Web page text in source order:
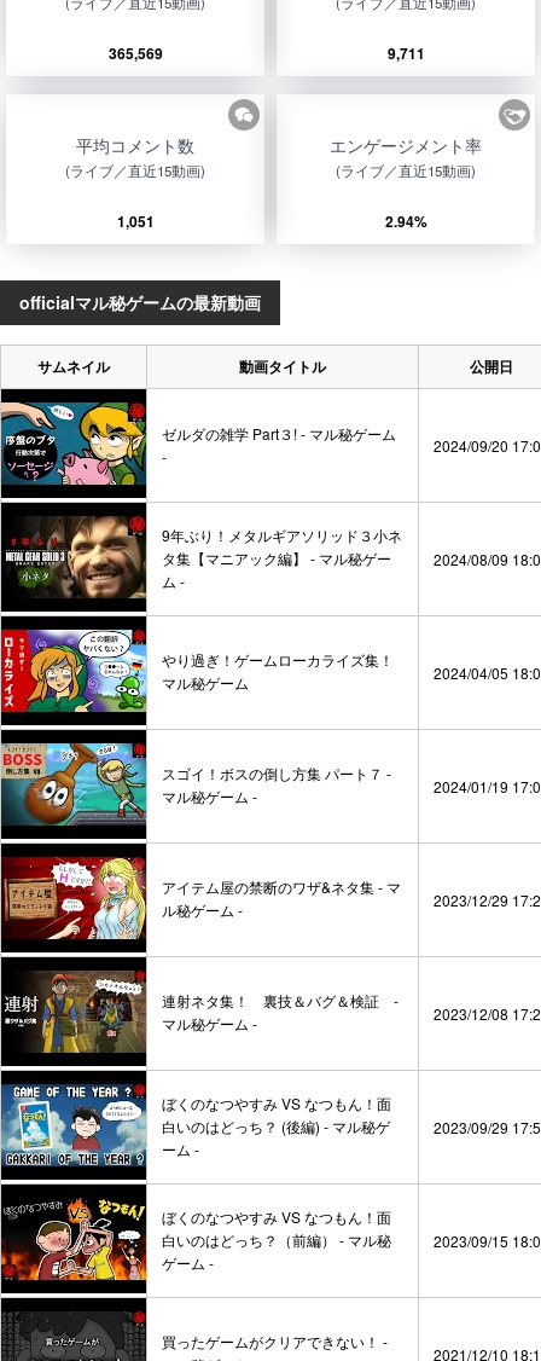
365,569 9,711
平均コメント数
(ライブ／直近15動画)
1,051
エンゲージメント率
(ライブ／直近15動画)
2.94%
officialマル秘ゲームの最新動画
サムネイル 動画タイトル 公開日
ゼルダの雑学 Part３! - マル秘ゲーム
-
2024/09/20
9年ぶり！メタルギアソリッド３小ネ
タ集【マニアック編】 - マル秘ゲー
ム -
2024/08/09
やり過ぎ！ゲームローカライズ集！
マル秘ゲーム
2024/04/05
スゴイ！ボスの倒し方集 パート７ -
マル秘ゲーム -
2024/01/19
アイテム屋の禁断のワザ&ネタ集 - マ
ル秘ゲーム -
2023/12/29
連射ネタ集！ 裏技＆バグ＆検証 -
マル秘ゲーム -
2023/12/08
ぼくのなつやすみ VS なつもん！面
白いのはどっち？ (後編) - マル秘ゲ
ーム -
2023/09/29
ぼくのなつやすみ VS なつもん！面
白いのはどっち？（前編） - マル秘
ゲーム -
2023/09/15
買ったゲームがクリアできない！ -
2021/12/10